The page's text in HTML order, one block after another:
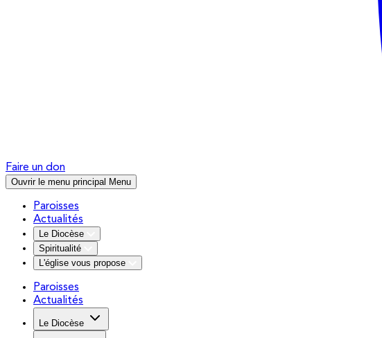
Faire un don
Ouvrir le menu principal Menu
Paroisses
Actualités
Le Diocèse
Spiritualité
L'église vous propose
Paroisses
Actualités
Le Diocèse